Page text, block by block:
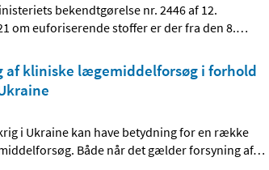
bekendtgørelse nr. 2446 af 12.
om euforiserende stoffer er der fra den 8.…
af kliniske lægemiddelforsøg i forhold
i Ukraine kan have betydning for en række
Både når det gælder forsyning af…